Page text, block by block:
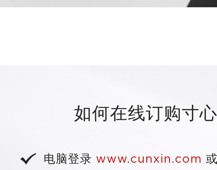
传承经典影像礼盒开窗工艺，手
于记忆之间
深入了解 天窗 +
如何在线订购寸
电脑登录 www.cunxin.com